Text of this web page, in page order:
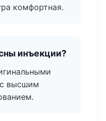
комфортная.
инъекции?
высшим